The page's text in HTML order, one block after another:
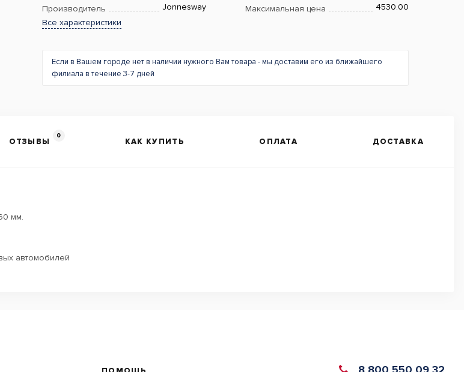
Производитель Jonnesway Максимальная цена
4530.00
Все характеристики
Если в Вашем городе нет в наличии нужного Вам товара - мы доставим его из ближайшего
филиала в течение 3-7 дней
ОТЗЫВЫ
0
КАК КУПИТЬ ОПЛАТА ДОСТАВКА
мм.
автомобилей